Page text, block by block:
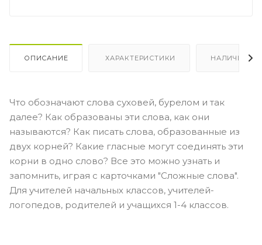
ОПИСАНИЕ ХАРАКТЕРИСТИКИ НАЛИЧИЕ
Что обозначают слова суховей, бурелом и так
далее? Как образованы эти слова, как они
называются? Как писать слова, образованные из
двух корней? Какие гласные могут соединять эти
корни в одно слово? Все это можно узнать и
запомнить, играя с карточками "Сложные слова".
Для учителей начальных классов, учителей-
логопедов, родителей и учащихся 1-4 классов.